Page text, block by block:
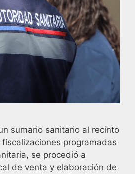
sumario sanitario al recinto
programadas
se procedió a
de venta y elaboración de